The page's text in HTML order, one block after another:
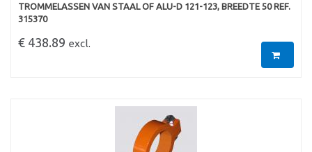
TROMMELASSEN VAN STAAL OF ALU-D 121-123, BREEDTE 50 REF.
315370
€ 438.89 excl.